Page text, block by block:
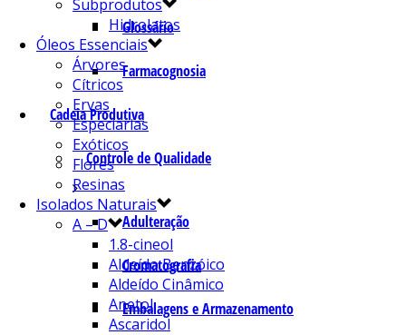
Glossário
Farmacognosia
Cadeia Produtiva
Controle de Qualidade
Adulteração
Cromatografia
Embalagens e Armazenamento
Subprodutos
Hidrolatos
Óleos Essenciais
Árvores
Cítricos
Ervas
Especiarias
Exóticos
Flores
Resinas
Isolados Naturais
A – D
1.8-cineol
Aldeído Benzóico
Aldeído Cinâmico
Anetol
Ascaridol